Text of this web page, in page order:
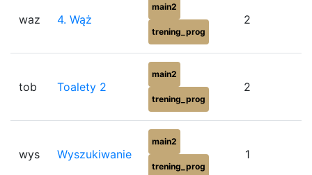
waz 4. Wąż
main2
trening_prog
2
tob Toalety 2
main2
trening_prog
2
wys Wyszukiwanie
main2
trening_prog
1